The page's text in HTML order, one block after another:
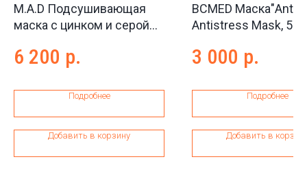
M.A.D Подсушивающая
маска с цинком и серой
mask, 60 г
6 200 р.
Подробнее
Добавить в корзину
BCMED
Antistress Mask, 50
3 000 р.
Подробнее
Добавить в